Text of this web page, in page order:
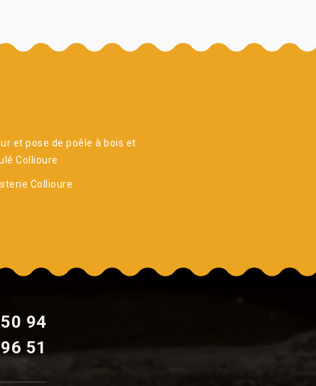
et pose de poêle à bois et
Collioure
Collioure
94
51